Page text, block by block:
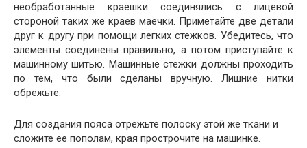
необработанные краешки соединялись с лицевой
стороной таких же краев маечки. Приметайте две детали
друг к другу при помощи легких стежков. Убедитесь, что
элементы соединены правильно, а потом приступайте к
машинному шитью. Машинные стежки должны проходить
по тем, что были сделаны вручную. Лишние нитки
обрежьте.
Для создания пояса отрежьте полоску этой же ткани и
сложите ее пополам, края прострочите на машинке.